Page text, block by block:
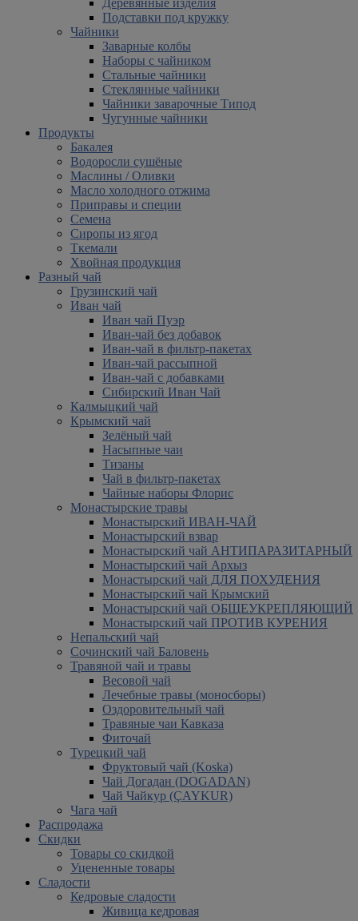
Деревянные изделия
Подставки под кружку
Чайники
Заварные колбы
Наборы с чайником
Стальные чайники
Стеклянные чайники
Чайники заварочные Типод
Чугунные чайники
Продукты
Бакалея
Водоросли сушёные
Маслины / Оливки
Масло холодного отжима
Приправы и специи
Семена
Сиропы из ягод
Ткемали
Хвойная продукция
Разный чай
Грузинский чай
Иван чай
Иван чай Пуэр
Иван-чай без добавок
Иван-чай в фильтр-пакетах
Иван-чай рассыпной
Иван-чай с добавками
Сибирский Иван Чай
Калмыцкий чай
Крымский чай
Зелёный чай
Насыпные чаи
Тизаны
Чай в фильтр-пакетах
Чайные наборы Флорис
Монастырские травы
Монастырский ИВАН-ЧАЙ
Монастырский взвар
Монастырский чай АНТИПАРАЗИТАРНЫЙ
Монастырский чай Архыз
Монастырский чай ДЛЯ ПОХУДЕНИЯ
Монастырский чай Крымский
Монастырский чай ОБЩЕУКРЕПЛЯЮЩИЙ
Монастырский чай ПРОТИВ КУРЕНИЯ
Непальский чай
Сочинский чай Баловень
Травяной чай и травы
Весовой чай
Лечебные травы (моносборы)
Оздоровительный чай
Травяные чаи Кавказа
Фиточай
Турецкий чай
Фруктовый чай (Koska)
Чай Догадан (DOGADAN)
Чай Чайкур (ÇAYKUR)
Чага чай
Распродажа
Скидки
Товары со скидкой
Уцененные товары
Сладости
Кедровые сладости
Живица кедровая